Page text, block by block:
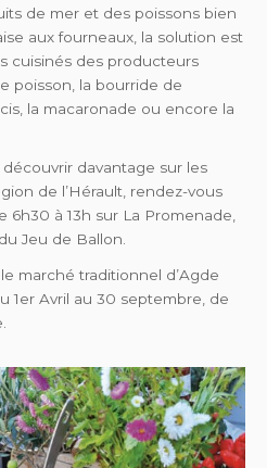
de mer et des poissons bien
aux fourneaux, la solution est
cuisinés des producteurs
poisson, la bourride de
la macaronade ou encore la
davantage sur les
de l’Hérault, rendez-vous
6h30 à 13h sur La Promenade,
Jeu de Ballon.
marché traditionnel d’Agde
1er Avril au 30 septembre, de